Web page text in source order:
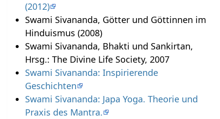
(2012)
Swami Sivananda, Götter und Göttinnen im
Hinduismus (2008)
Swami Sivananda, Bhakti und Sankirtan,
Hrsg.: The Divine Life Society, 2007
Swami Sivananda: Inspirierende
Geschichten
Swami Sivananda: Japa Yoga. Theorie und
Praxis des Mantra.